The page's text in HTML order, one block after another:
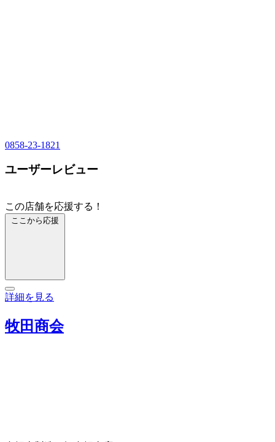
0858-23-1821
ユーザーレビュー
この店舗を応援する！
ここから応援
詳細を見る
牧田商会